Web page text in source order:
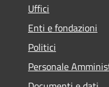
Uffici
Enti e fondazioni
Politici
Personale